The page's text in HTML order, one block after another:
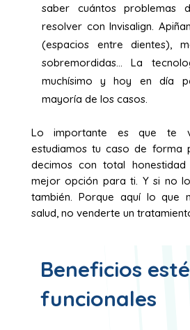
saber cuántos problemas
resolver con Invisalign.
(espacios entre dientes),
sobremordidas… La
muchísimo y hoy en día
mayoría de los casos.
Lo importante es que te
estudiamos tu caso de forma
decimos con total
mejor opción para ti. Y si no
también. Porque aquí lo que
salud, no venderte un
Beneficios
funcionales